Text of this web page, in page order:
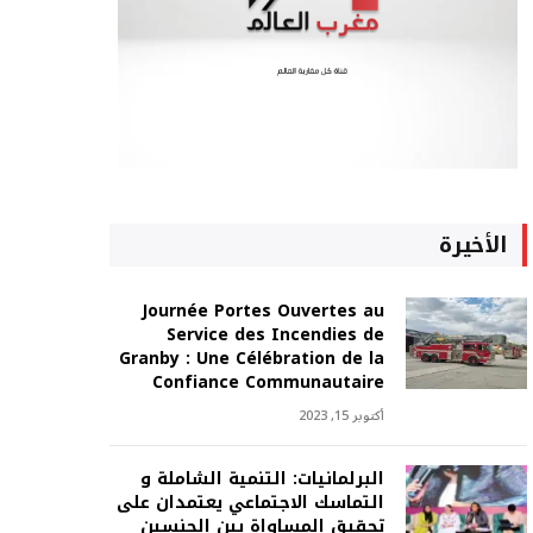
الأخيرة
Journée Portes Ouvertes au
Service des Incendies de
Granby : Une Célébration de la
Confiance Communautaire
أكتوبر 15, 2023
البرلمانيات: التنمية الشاملة و
التماسك الاجتماعي يعتمدان على
تحقيق المساواة بين الجنسين